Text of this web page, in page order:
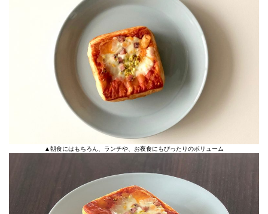
▲朝食にはもちろん、ランチや、お夜食にもぴったりのボリューム